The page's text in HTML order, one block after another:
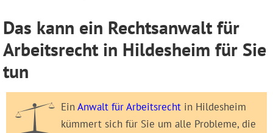
Das kann ein Rechtsanwalt für
Arbeitsrecht in Hildesheim für Sie
tun
EinAnwalt für Arbeitsrecht in Hildesheim
kümmert sich für Sie um alle Probleme, die